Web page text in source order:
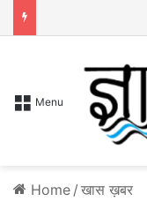
Menu
Home / खास ख़बर